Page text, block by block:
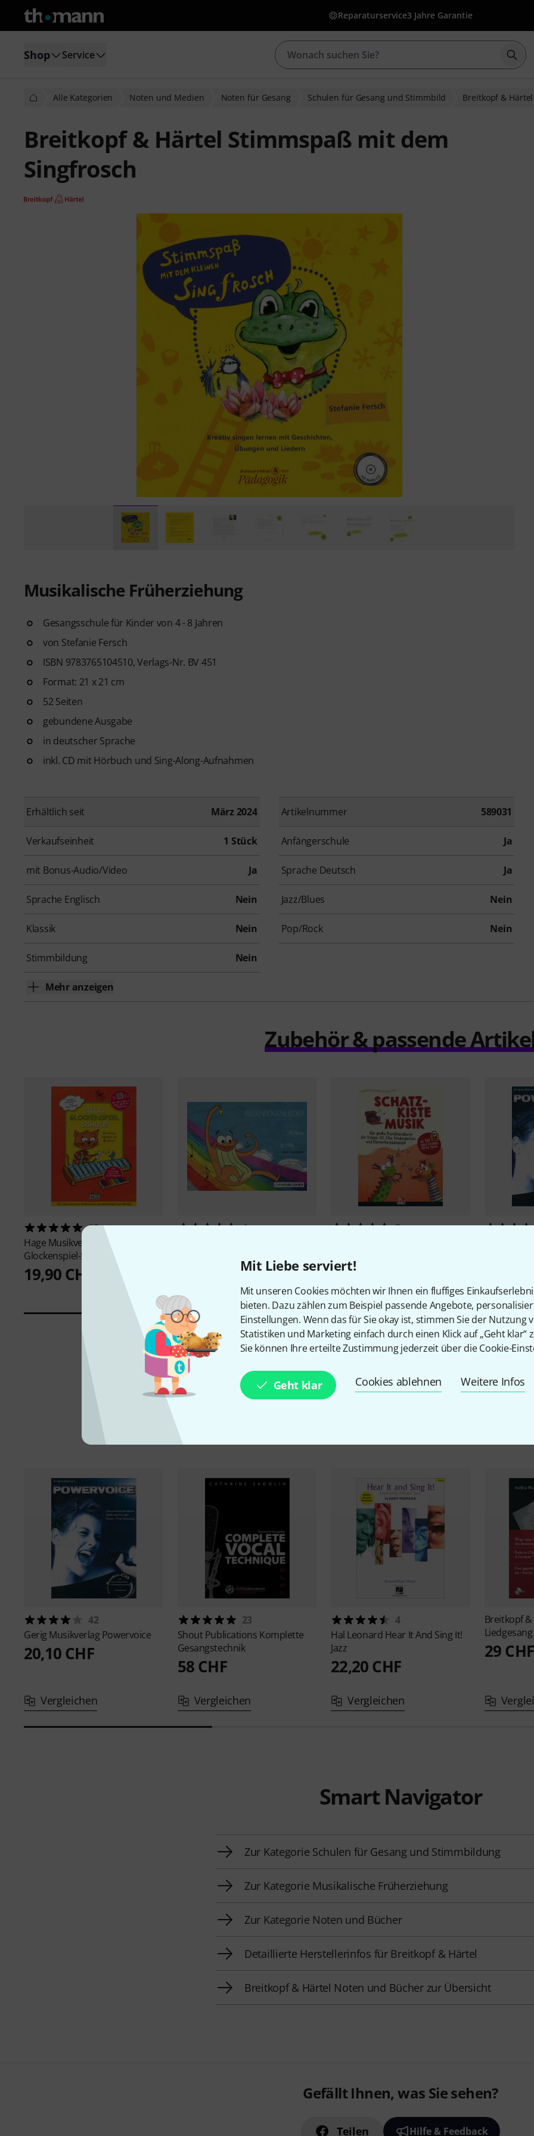
Mit Liebe serviert!
Mit unseren Cookies möchten wir Ihnen ein fluffiges
bieten. Dazu zählen zum Beispiel passende Angebote,
Einstellungen. Wenn das für Sie okay ist, stimmen Sie der Nutzung
Statistiken und Marketing einfach durch einen Klick auf „Geht klar“
Sie können Ihre erteilte Zustimmung jederzeit über die Cookie-
Geht klar Cookies ablehnen Weitere Infos
Reparaturservice3 Jahre Garantie
Shop Service
Alle Kategorien Noten und Medien Noten für Gesang Schulen für Gesang und Stimmbild Breitkopf & Härtel
Breitkopf & Härtel Stimmspaß mit dem
Singfrosch
Musikalische Früherziehung
Gesangsschule für Kinder von 4 - 8 Jahren
von Stefanie Fersch
ISBN 9783765104510, Verlags-Nr. BV 451
Format: 21 x 21 cm
52 Seiten
gebundene Ausgabe
in deutscher Sprache
inkl. CD mit Hörbuch und Sing-Along-Aufnahmen
Erhältlich seit März 2024 Artikelnummer 589031
Verkaufseinheit 1 Stück Anfängerschule Ja
mit Bonus-Audio/Video Ja Sprache Deutsch Ja
Sprache Englisch Nein Jazz/Blues Nein
Klassik Nein Pop/Rock Nein
Stimmbildung Nein
Mehr anzeigen
Zubehör & passende
13
Hage Musikverlag
Lillis
Glockenspiel-Schule
19,90 CHF
4
22,20 CHF
2
55 CHF
42
Gerig Musikverlag Powervoice
20,10 CHF
Vergleichen
23
Shout Publications Komplette
Gesangstechnik
58 CHF
Vergleichen
4
Hal Leonard Hear It And Sing It!
Jazz
22,20 CHF
Vergleichen
Breitkopf
29 CHF
Smart Navigator
Zur Kategorie Schulen für Gesang und Stimmbildung
Zur Kategorie Musikalische Früherziehung
Zur Kategorie Noten und Bücher
Detaillierte Herstellerinfos für Breitkopf & Härtel
Breitkopf & Härtel Noten und Bücher zur Übersicht
Gefällt Ihnen, was Sie sehen?
Teilen Hilfe & Feedback